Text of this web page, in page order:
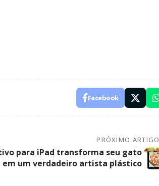
Facebook
PRÓXIMO ARTIGO
para iPad transforma seu gato
em um verdadeiro artista plástico